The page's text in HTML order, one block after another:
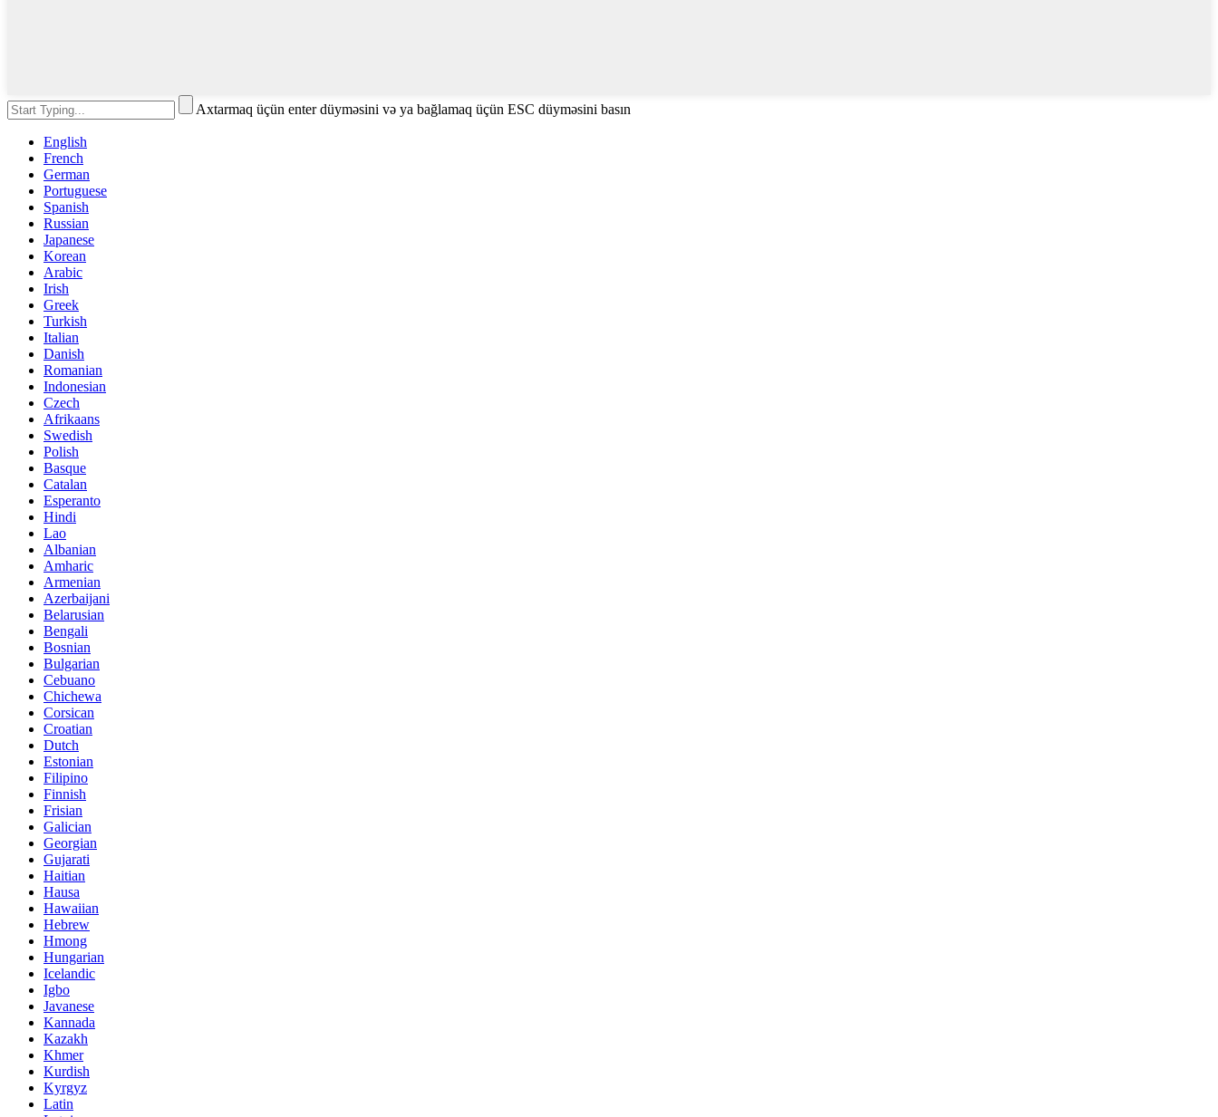
Axtarmaq üçün enter düyməsini və ya bağlamaq üçün ESC düyməsini basın
English
French
German
Portuguese
Spanish
Russian
Japanese
Korean
Arabic
Irish
Greek
Turkish
Italian
Danish
Romanian
Indonesian
Czech
Afrikaans
Swedish
Polish
Basque
Catalan
Esperanto
Hindi
Lao
Albanian
Amharic
Armenian
Azerbaijani
Belarusian
Bengali
Bosnian
Bulgarian
Cebuano
Chichewa
Corsican
Croatian
Dutch
Estonian
Filipino
Finnish
Frisian
Galician
Georgian
Gujarati
Haitian
Hausa
Hawaiian
Hebrew
Hmong
Hungarian
Icelandic
Igbo
Javanese
Kannada
Kazakh
Khmer
Kurdish
Kyrgyz
Latin